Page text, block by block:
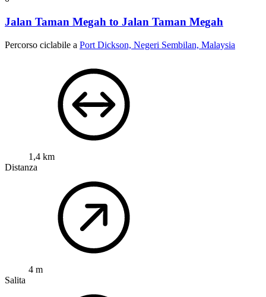
Jalan Taman Megah to Jalan Taman Megah
Percorso ciclabile a Port Dickson, Negeri Sembilan, Malaysia
1,4 km
Distanza
4 m
Salita